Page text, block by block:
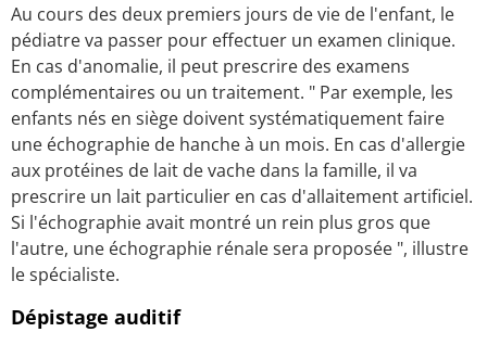
Au cours des deux premiers jours de vie de l'enfant, le
pédiatre va passer pour effectuer un examen clinique.
En cas d'anomalie, il peut prescrire des examens
complémentaires ou un traitement. " Par exemple, les
enfants nés en siège doivent systématiquement faire
une échographie de hanche à un mois. En cas d'allergie
aux protéines de lait de vache dans la famille, il va
prescrire un lait particulier en cas d'allaitement artificiel.
Si l'échographie avait montré un rein plus gros que
l'autre, une échographie rénale sera proposée ", illustre
le spécialiste.
Dépistage auditif